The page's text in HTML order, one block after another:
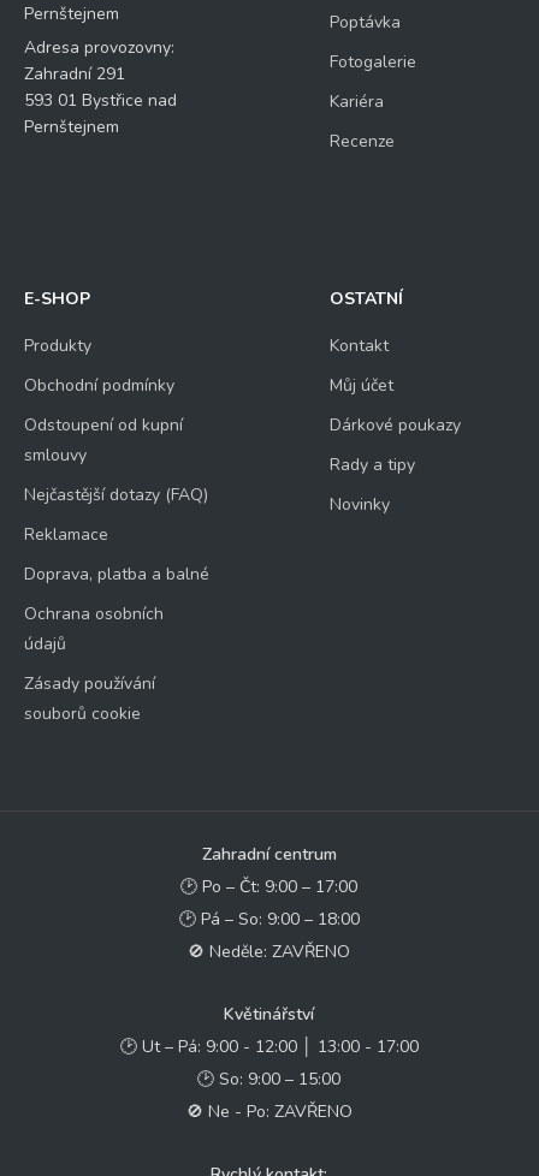
Pernštejnem
Adresa provozovny:
Zahradní 291
593 01 Bystřice nad
Pernštejnem
Poptávka
Fotogalerie
Kariéra
Recenze
E-SHOP
Produkty
Obchodní podmínky
Odstoupení od kupní
smlouvy
Nejčastější dotazy (FAQ)
Reklamace
Doprava, platba a balné
Ochrana osobních
údajů
Zásady používání
souborů cookie
OSTATNÍ
Kontakt
Můj účet
Dárkové poukazy
Rady a tipy
Novinky
Zahradní centrum
🕑 Po – Čt: 9:00 – 17:00
🕑 Pá – So: 9:00 – 18:00
🚫 Neděle: ZAVŘENO
Květinářství
🕑 Ut – Pá: 9:00 - 12:00 │ 13:00 - 17:00
🕑 So: 9:00 – 15:00
🚫 Ne - Po: ZAVŘENO